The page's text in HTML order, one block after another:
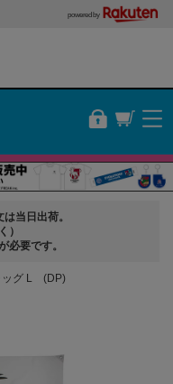
powered by
当日出荷。
）
必要です。
ッグ L (DP)